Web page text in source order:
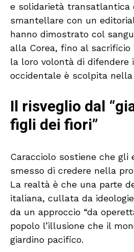
e solidarietà transatlantica
smantellare con un
hanno dimostrato col
alla Corea, fino al sacrificio
la loro volontà di difendere
occidentale è scolpita nella
Il risveglio dal
figli dei fiori”
Caracciolo sostiene che gli
smesso di credere nella
La realtà è che una parte
italiana, cullata da
da un approccio “da
popolo l’illusione che il
giardino pacifico.